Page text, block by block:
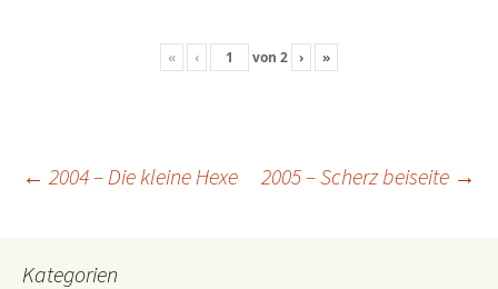
« ‹ von 2 › »
Beitragsnavigation
← 2004 – Die kleine Hexe 2005 – Scherz beiseite →
Kategorien